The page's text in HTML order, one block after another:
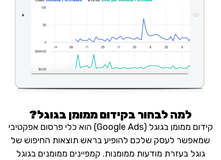
למה לבחור בקידום ממומן בגוגל?
קידום ממומן בגוגל (Google Ads) הוא כלי פרסום אפקטיבי
לעסק שלכם להופיע בראש תוצאות החיפוש של
בעזרת מודעות ממומנות. קמפיינים ממומנים בגוגל